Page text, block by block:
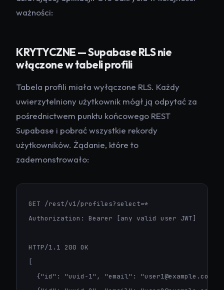
ważności:
KRYTYCZNE — Supabase RLS nie
włączone w tabeli profili
Tabela profili miała wyłączone RLS. Każdy
uwierzytelniony użytkownik mógł ją odpytać za
pośrednictwem punktu końcowego REST
Supabase i pobrać wszystkie rekordy
użytkowników. Żądanie, które to
zademonstrowało:
GET /rest/v1/profiles?select=*
Authorization: Bearer [any valid user JWT]
HTTP/1.1 200 OK
[
{"id": "uuid-1", "email":